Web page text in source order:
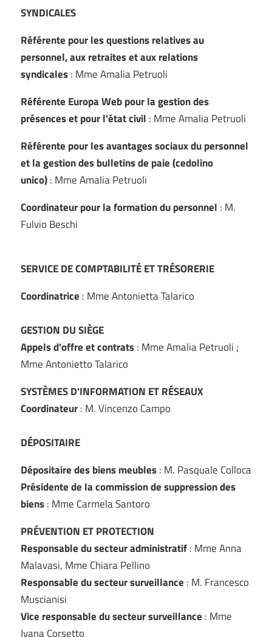
SYNDICALES
Référente pour les questions relatives au
personnel, aux retraites et aux relations
syndicales: Mme Amalia Petruoli
Référente Europa Web pour la gestion des
présences et pour l'état civil : Mme Amalia Petruoli
Référente pour les avantages sociaux du personnel
et la gestion des bulletins de paie (cedolino
unico): Mme Amalia Petruoli
Coordinateur pour la formation du personnel : M.
Fulvio Beschi
SERVICE DE COMPTABILITÉ ET TRÉSORERIE
Coordinatrice : Mme Antonietta Talarico
GESTION DU SIÈGE
Appels d'offre et contrats: Mme Amalia Petruoli ;
Mme Antonietto Talarico
SYSTÈMES D'INFORMATION ET RÉSEAUX
Coordinateur: M. Vincenzo Campo
DÉPOSITAIRE
Dépositaire des biens meubles: M. Pasquale Colloca
Présidente de la commission de suppression des
biens: Mme Carmela Santoro
PRÉVENTION ET PROTECTION
Responsable du secteur administratif: Mme Anna
Malavasi, Mme Chiara Pellino
Responsable du secteur surveillance : M. Francesco
Muscianisi
Vice responsable du secteur surveillance : Mme
Ivana Corsetto